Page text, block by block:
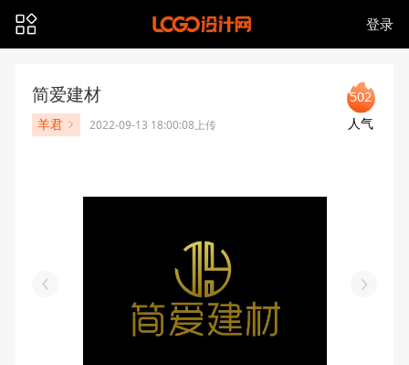
登录
简爱建材
羊君 2022-09-13 18:00:08上传
502
人气